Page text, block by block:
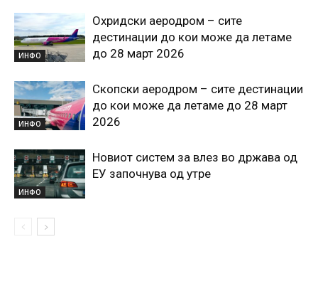
ИНФО
Охридски аеродром – сите
дестинации до кои може да летаме
до 28 март 2026
ИНФО
Скопски аеродром – сите дестинации
до кои може да летаме до 28 март
2026
ИНФО
Новиот систем за влез во држава од
ЕУ започнува од утре